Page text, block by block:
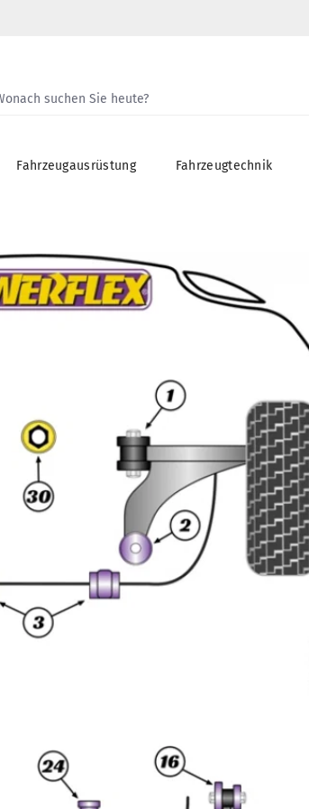
Fahrzeugausrüstung Fahrzeugtechnik